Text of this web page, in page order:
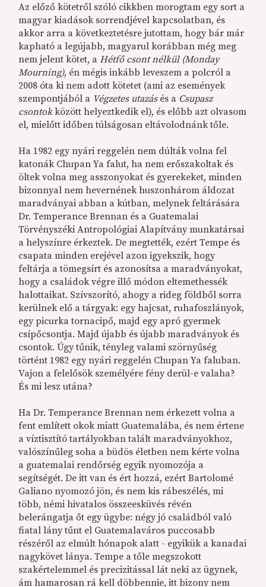
Az előző kötetről szóló cikkben morogtam egy sort a
magyar kiadások sorrendjével kapcsolatban, és
akkor arra a következtetésre jutottam, hogy bár már
kapható a legújabb, magyarul korábban még meg
nem jelent kötet, aHétfő csont nélkül (Monday
Mourning), én mégis inkább leveszem a polcról a
2008 óta ki nem adott kötetet (ami az események
szempontjából a Végzetes utazásés a Csupasz
csontokközött helyeztkedik el), és előbb azt olvasom
el, mielőtt időben túlságosan eltávolodnánk tőle.
Ha 1982 egy nyári reggelén nem dúlták volna fel
katonák Chupan Ya falut, ha nem erőszakoltak és
öltek volna meg asszonyokat és gyerekeket, minden
bizonnyal nem hevernének huszonhárom áldozat
maradványai abban a kútban, melynek feltárására
Dr. Temperance Brennan és a Guatemalai
Törvényszéki Antropológiai Alapítvány munkatársai
a helyszínre érkeztek. De megtették, ezért Tempe és
csapata minden erejével azon igyekszik, hogy
feltárja a tömegsírt és azonosítsa a maradványokat,
hogy a családok végre illő módon eltemethessék
halottaikat. Szívszorító, ahogy a rideg földből sorra
kerülnek elő a tárgyak: egy hajcsat, ruhafoszlányok,
egy picurka tornacipő, majd egy apró gyermek
csípőcsontja. Majd újabb és újabb maradványok és
csontok. Úgy tűnik, tényleg valami szörnyűség
történt 1982 egy nyári reggelén Chupan Ya faluban.
Vajon a felelősök személyére fény derül-e valaha?
És mi lesz utána?
Ha Dr. Temperance Brennan nem érkezett volna a
fent említett okok miatt Guatemalába, és nem értene
a víztisztító tartályokban talált maradványokhoz,
valószínűleg soha a büdös életben nem kérte volna
a guatemalai rendőrség egyik nyomozója a
segítségét. De itt van és ért hozzá, ezért Bartolomé
Galiano nyomozó jön, és nem kis rábeszélés, mi
több, némi hivatalos összeesküvés révén
belerángatja őt egy ügybe: négy jó családból való
fiatal lány tűnt el Guatemalaváros puccosabb
részéről az elmúlt hónapok alatt - egyikük a kanadai
nagykövet lánya. Tempe a tőle megszokott
szakértelemmel és precizitással lát neki az ügynek,
ám hamarosan rá kell döbbennie, itt bizony nem